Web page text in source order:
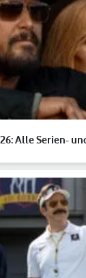
Alle Serien-